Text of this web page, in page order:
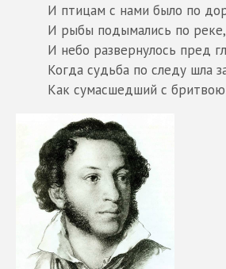
И птицам с нами было по
И рыбы подымались по реке,
И небо развернулось пред
Когда судьба по следу шла
Как сумасшедший с